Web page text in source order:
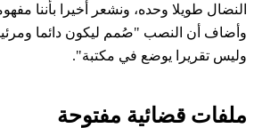
النضال طويلا وحده، ونشعر أخيرا بأننا
وأضاف أن النصب "صُمم ليكون دائما
وليس تقريرا يوضع في مكتبة".
ملفات قضائية مفتوحة